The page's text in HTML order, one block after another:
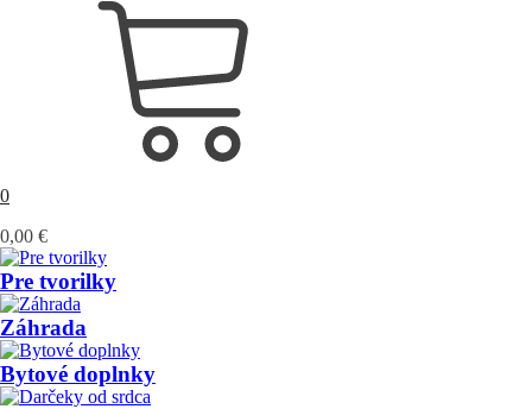
0
0,00 €
Pre tvorilky
Záhrada
Bytové doplnky